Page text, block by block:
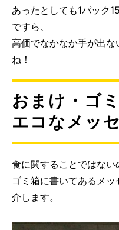
あったとしても1パック
ですら、
高価でなかなか手が出
ね！
おまけ・ゴ
エコなメッ
食に関することではな
ゴミ箱に書いてあるメ
介します。